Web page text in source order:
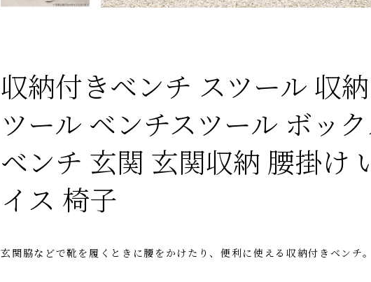
収納付きベンチ スツール 収
ツール ベンチスツール ボッ
ベンチ 玄関 玄関収納 腰掛け
イス 椅子
玄関脇などで靴を履くときに腰をかけたり、便利に使える収納付きベンチ。